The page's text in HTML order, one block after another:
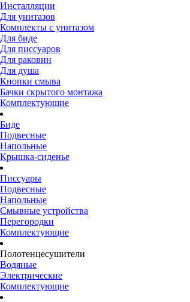
Инсталляции
Для унитазов
Комплекты с унитазом
Для биде
Для писсуаров
Для раковин
Для душа
Кнопки смыва
Бачки скрытого монтажа
Комплектующие
Биде
Подвесные
Напольные
Крышка-сиденье
Писсуары
Подвесные
Напольные
Смывные устройства
Перегородки
Комплектующие
Полотенцесушители
Водяные
Электрические
Комплектующие